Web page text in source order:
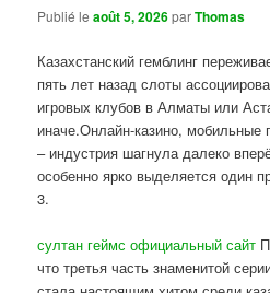
Publié leaoût 5, 2026parThomas
Казахстанский гемблинг
пять лет назад слоты
игровых клубов в Алматы или
иначе.Онлайн-казино,
– индустрия шагнула далеко
особенно ярко выделяется один
3.
султан геймс официальный сайт
что третья часть знаменитой